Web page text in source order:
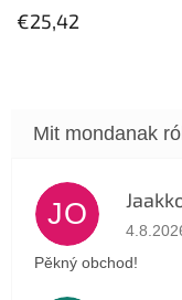
€25,42
JO Az
Pěkný obchod!